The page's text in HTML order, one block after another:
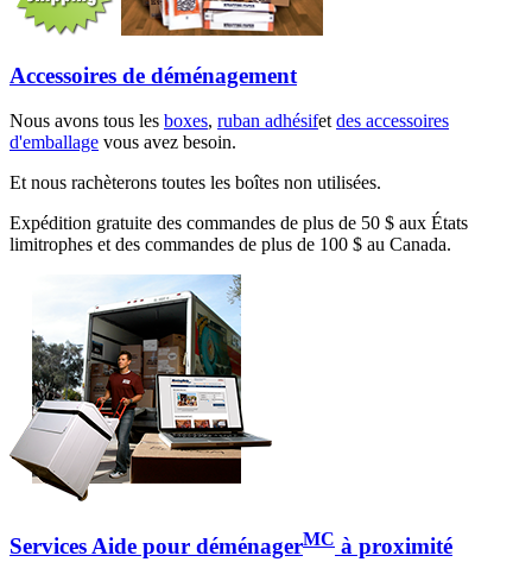
Accessoires de déménagement
Nous avons tous les boxes, ruban adhésifetdes accessoires
d'emballage vous avez besoin.
Et nous rachèterons toutes les boîtes non utilisées.
Expédition gratuite des commandes de plus de 50 $ aux États
limitrophes et des commandes de plus de 100 $ au Canada.
Services Aide pour déménagerMC à proximité